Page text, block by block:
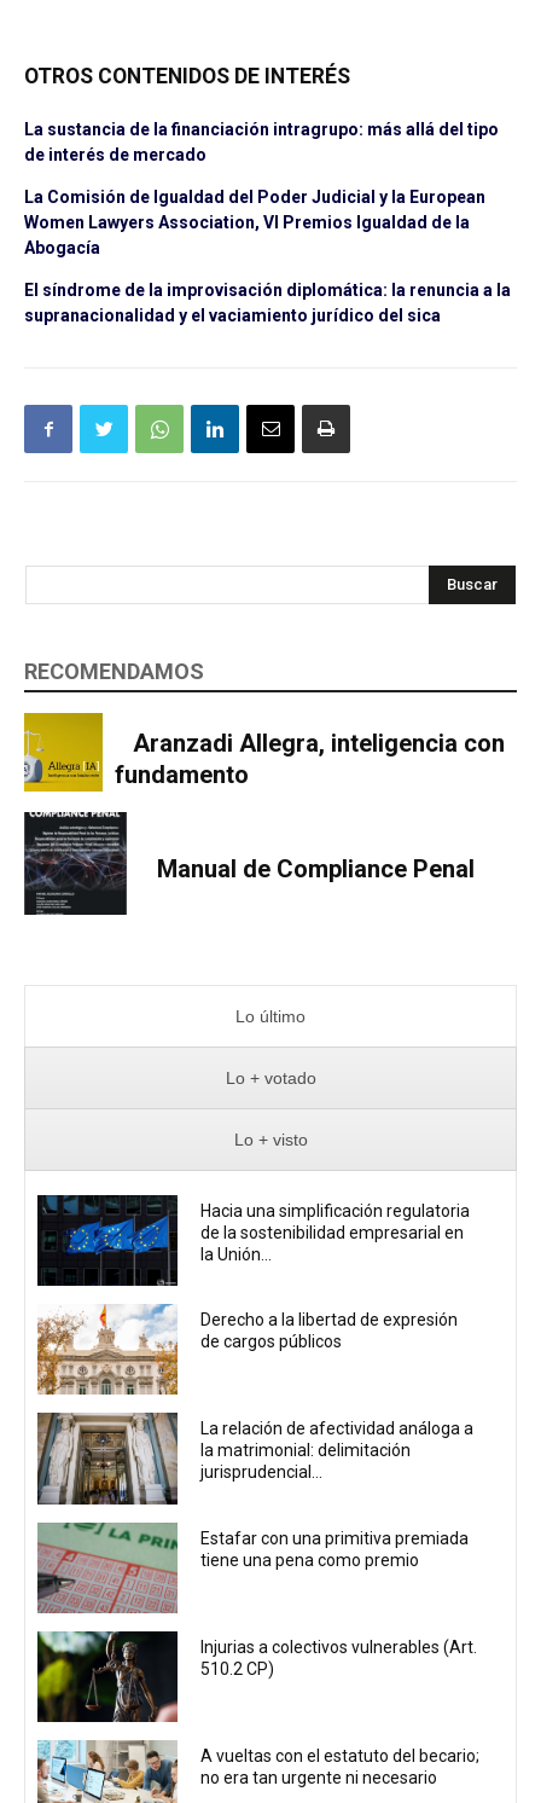
OTROS CONTENIDOS DE INTERÉS
La sustancia de la financiación intragrupo: más allá del tipo
de interés de mercado
La Comisión de Igualdad del Poder Judicial y la European
Women Lawyers Association, VI Premios Igualdad de la
Abogacía
El síndrome de la improvisación diplomática: la renuncia a la
supranacionalidad y el vaciamiento jurídico del sica
Buscar
RECOMENDAMOS
Aranzadi Allegra, inteligencia con
fundamento
Manual de Compliance Penal
Lo último
Lo + votado
Lo + visto
Hacia una simplificación regulatoria
de la sostenibilidad empresarial en
la Unión...
Derecho a la libertad de expresión
de cargos públicos
La relación de afectividad análoga a
la matrimonial: delimitación
jurisprudencial...
Estafar con una primitiva premiada
tiene una pena como premio
Injurias a colectivos vulnerables (Art.
510.2 CP)
A vueltas con el estatuto del becario;
no era tan urgente ni necesario